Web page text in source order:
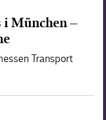
i München –
Transport